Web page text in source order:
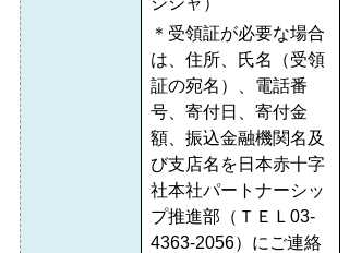
＊受領証が必要な場合
は、住所、氏名（受領
証の宛名）、電話番
号、寄付日、寄付金
額、振込金融機関名及
び支店名を日本赤十字
社本社パートナーシッ
プ推進部（ＴＥＬ03-
4363-2056）にご連絡